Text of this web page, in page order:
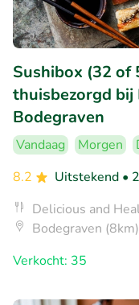
Sushibox (32 of
thuisbezorgd bij
Bodegraven
Vandaag Morgen
8.2
Uitstekend •
Delicious and
Bodegraven (8km)
Verkocht: 35